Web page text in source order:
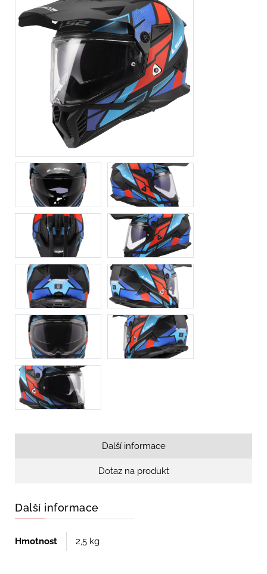
Další informace
Dotaz na produkt
Další informace
Hmotnost 2,5 kg